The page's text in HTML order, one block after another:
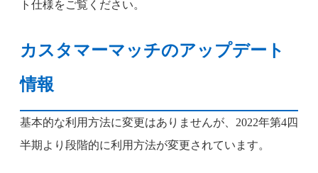
ト仕様をご覧ください。
カスタマーマッチのアップデート
情報
基本的な利用方法に変更はありませんが、2022年第4四
半期より段階的に利用方法が変更されています。